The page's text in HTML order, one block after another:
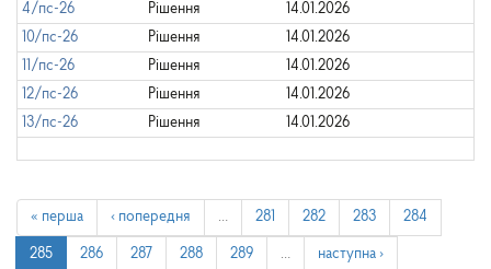
4/пс-26
Рішення
14.01.2026
10/пс-26
Рішення
14.01.2026
11/пс-26
Рішення
14.01.2026
12/пс-26
Рішення
14.01.2026
13/пс-26
Рішення 14.01.2026
« перша ‹ попередня … 281 282 283 284
285 286 287 288 289 … наступна ›